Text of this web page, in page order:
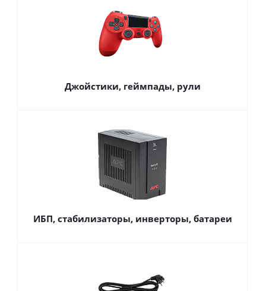
Джойстики, геймпады, рули
ИБП, стабилизаторы, инверторы, батареи